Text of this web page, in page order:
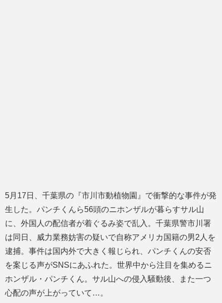
5月17日、千葉県の『市川市動植物園』で衝撃的な事件が発
生した。パンチくんら56頭のニホンザルが暮らすサル山
に、外国人の配信者が着ぐるみ姿で乱入。千葉県警市川署
は同日、威力業務妨害の疑いで自称アメリカ国籍の男2人を
逮捕。事件は国内外で大きく報じられ、パンチくんの安否
を案じる声がSNSにあふれた。世界中から注目を集めるニ
ホンザル・パンチくん。サル山への侵入騒動後、また一つ
心配の声が上がっていて…。